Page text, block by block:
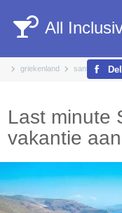
griekenland santorini
All
Last minute
vakantie